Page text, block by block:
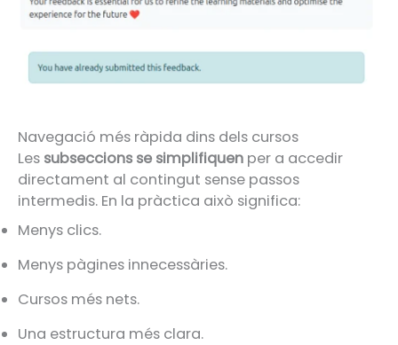
Navegació més ràpida dins dels cursos
Les subseccions se simplifiquen per a accedir
directament al contingut sense passos
intermedis. En la pràctica això significa:
Menys clics.
Menys pàgines innecessàries.
Cursos més nets.
Una estructura més clara.